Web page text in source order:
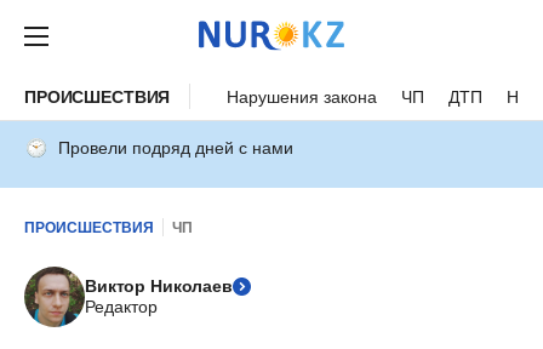
ПРОИСШЕСТВИЯ Нарушения закона ЧП ДТП
Провели подряд дней с нами
ПРОИСШЕСТВИЯ ЧП
Виктор Николаев
Редактор